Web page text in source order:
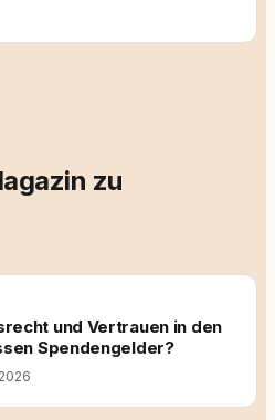
zu
und Vertrauen in den
Spendengelder?